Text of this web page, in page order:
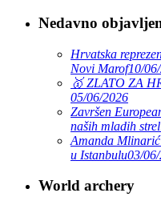
Nedavno
Hrvatska
Novi Marof10/
🥇 ZLATO ZA
05/06/2026
Završen
naših mladih
Amanda
u Istanbulu03/
World archery